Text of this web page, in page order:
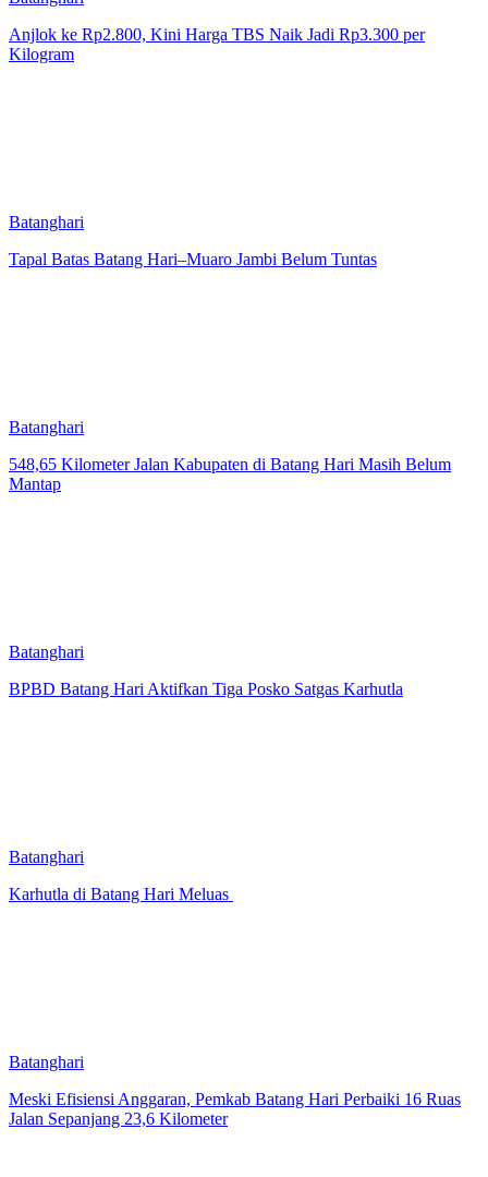
Anjlok ke Rp2.800, Kini Harga TBS Naik Jadi Rp3.300 per
Kilogram
Batanghari
Tapal Batas Batang Hari–Muaro Jambi Belum Tuntas
Batanghari
548,65 Kilometer Jalan Kabupaten di Batang Hari Masih Belum
Mantap
Batanghari
BPBD Batang Hari Aktifkan Tiga Posko Satgas Karhutla
Batanghari
Karhutla di Batang Hari Meluas
Batanghari
Meski Efisiensi Anggaran, Pemkab Batang Hari Perbaiki 16 Ruas
Jalan Sepanjang 23,6 Kilometer